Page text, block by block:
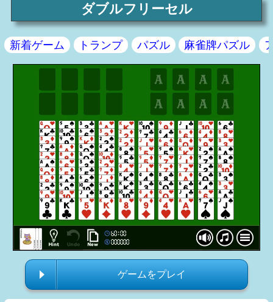
ダブルフリーセル
新着ゲーム トランプ パズル 麻雀牌パズル
ゲームをプレイ